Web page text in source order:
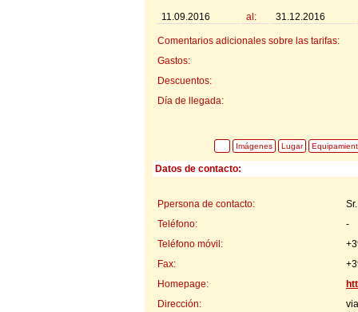
11.09.2016
al: 31.12.2016
Comentarios adicionales sobre las tarifas:
Gastos:
Descuentos:
Día de llegada:
Imágenes Lugar
Datos de contacto:
Ppersona de contacto:
Teléfono:
-
Teléfono móvil:
Fax:
Homepage:
Dirección: